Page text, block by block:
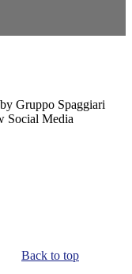
Gruppo Spaggiari
Social Media
Back to top